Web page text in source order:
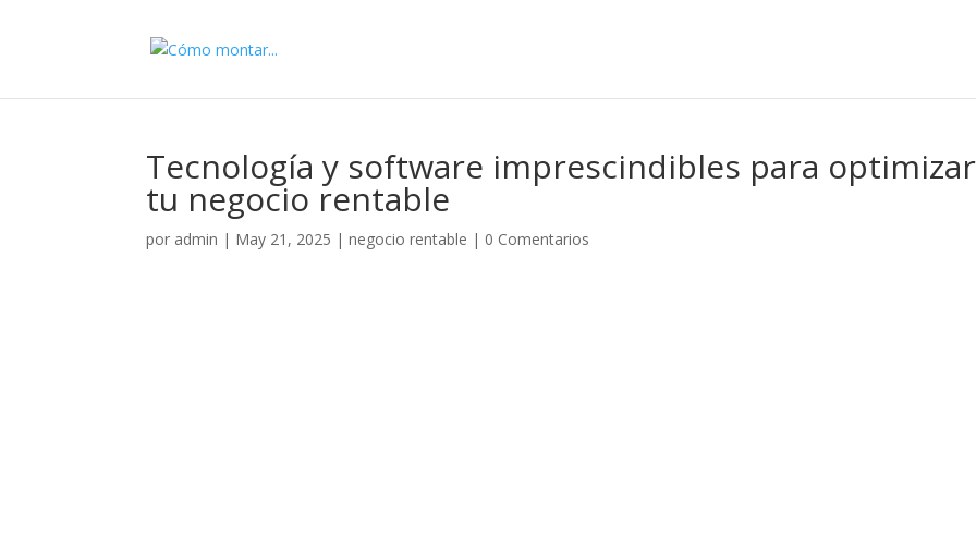
Tecnología y software imprescindibles para optimizar
tu negocio rentable
por admin | May 21, 2025 |negocio rentable | 0 Comentarios